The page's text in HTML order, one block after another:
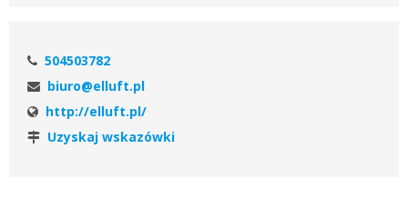
504503782
biuro@elluft.pl
http://elluft.pl/
Uzyskaj wskazówki